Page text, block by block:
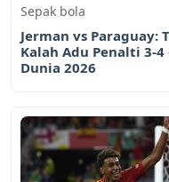
Sepak bola
Jerman vs Paraguay:
Kalah Adu Penalti 3-4
Dunia 2026